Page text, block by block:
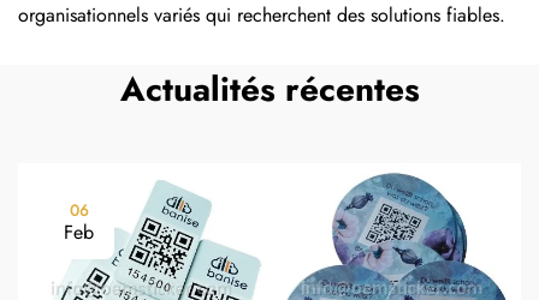
organisationnels variés qui recherchent des solutions fiables.
Actualités récentes
06
Feb